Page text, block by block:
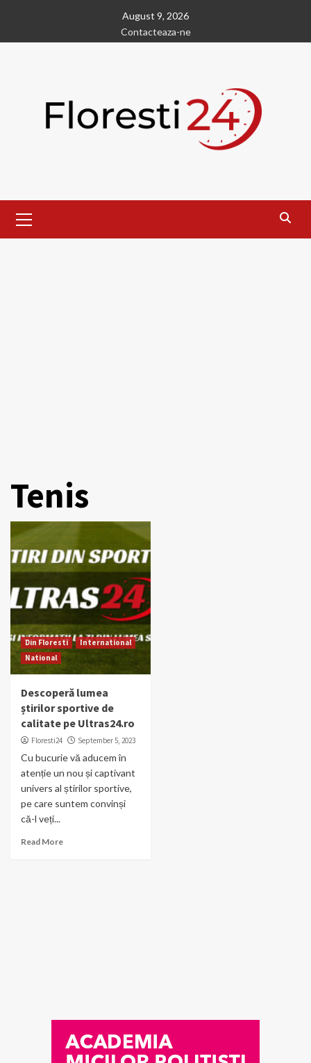
content
August 9, 2026
Contacteaza-ne
Menu
Tenis
Din Floresti
International
National
Descoperă lumea
știrilor sportive de
calitate pe Ultras24.ro
Floresti24 September 5, 2023
Cu bucurie vă aducem în
atenție un nou și captivant
univers al știrilor sportive,
pe care suntem convinși
că-l veți...
Read More